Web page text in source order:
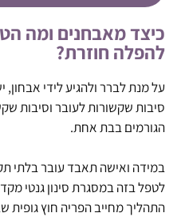
כיצד מאבחנים ומה
להפלה חוזרת?
על מנת לברר ולהגיע לידי
סיבות שקשורות לעובר וסיבות
הגורמים בבת אחת.
במידה ואישה תאבד עובר בלתי
התהליך מחייב הפריה חוץ גופית